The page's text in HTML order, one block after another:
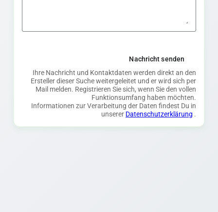
Nachricht senden
Ihre Nachricht und Kontaktdaten werden direkt an den
Ersteller dieser Suche weitergeleitet und er wird sich per
Mail melden. Registrieren Sie sich, wenn Sie den vollen
Funktionsumfang haben möchten.
Informationen zur Verarbeitung der Daten findest Du in
unserer Datenschutzerklärung .